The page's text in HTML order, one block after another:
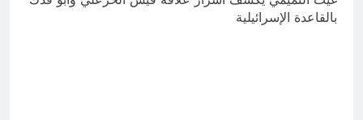
بالقاعدة الإسرائيلية